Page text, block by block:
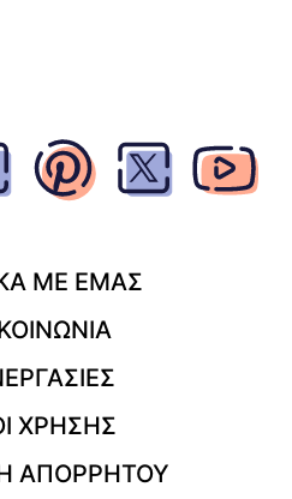
ΜΕ ΕΜΑΣ
ΧΡΗΣΗΣ
ΑΠΟΡΡΗΤΟΥ